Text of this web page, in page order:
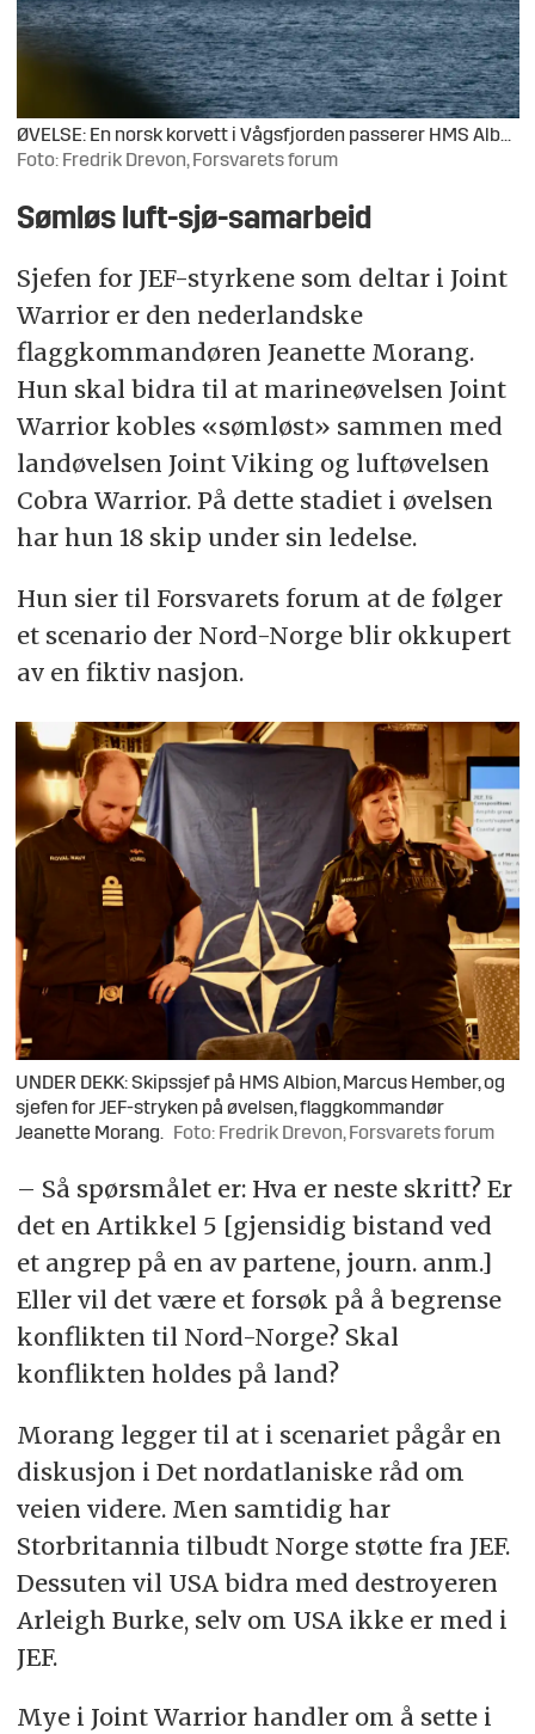
ØVELSE: En norsk korvett i Vågsfjorden passerer HMS Albion.
Foto: Fredrik Drevon, Forsvarets forum
Sømløs luft-sjø-samarbeid
Sjefen for JEF-styrkene som deltar i Joint
Warrior er den nederlandske
flaggkommandøren Jeanette Morang.
Hun skal bidra til at marineøvelsen Joint
Warrior kobles «sømløst» sammen med
landøvelsen Joint Viking og luftøvelsen
Cobra Warrior. På dette stadiet i øvelsen
har hun 18 skip under sin ledelse.
Hun sier til Forsvarets forum at de følger
et scenario der Nord-Norge blir okkupert
av en fiktiv nasjon.
UNDER DEKK: Skipssjef på HMS Albion, Marcus Hember, og
sjefen for JEF-stryken på øvelsen, flaggkommandør
Jeanette Morang.
Foto: Fredrik Drevon, Forsvarets forum
– Så spørsmålet er: Hva er neste skritt? Er
det en Artikkel 5 [gjensidig bistand ved
et angrep på en av partene, journ. anm.]
Eller vil det være et forsøk på å begrense
konflikten til Nord-Norge? Skal
konflikten holdes på land?
Morang legger til at i scenariet pågår en
diskusjon i Det nordatlaniske råd om
veien videre. Men samtidig har
Storbritannia tilbudt Norge støtte fra JEF.
Dessuten vil USA bidra med destroyeren
Arleigh Burke, selv om USA ikke er med i
JEF.
Mye i Joint Warrior handler om å sette i